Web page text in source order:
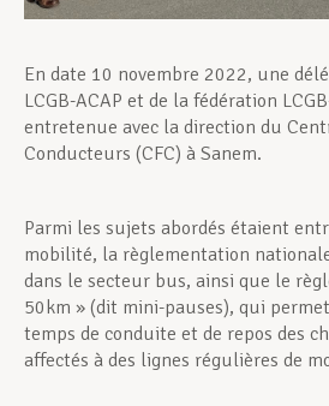
En date 10 novembre 2022, une
LCGB-ACAP et de la fédération
entretenue avec la direction du
Conducteurs (CFC) à Sanem.
Parmi les sujets abordés étaient
mobilité, la règlementation
dans le secteur bus, ainsi que le
50km » (dit mini-pauses), qui
temps de conduite et de repos des
affectés à des lignes régulières de